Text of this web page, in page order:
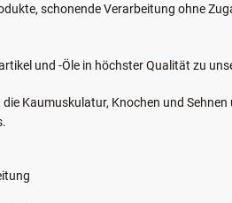
schonende Verarbeitung ohne
und -Öle in höchster Qualität zu
Kaumuskulatur, Knochen und